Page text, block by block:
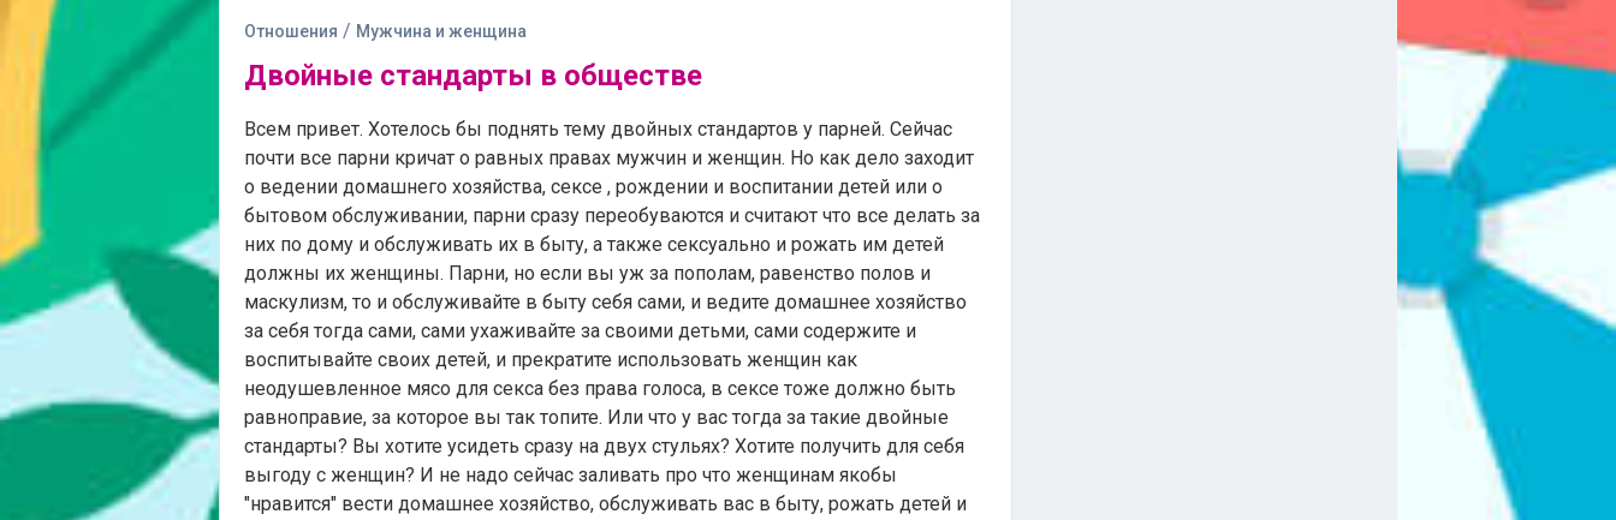
Отношения / Мужчина и женщина
Двойные стандарты в обществе
Всем привет. Хотелось бы поднять тему двойных стандартов у парней. Сейчас
почти все парни кричат о равных правах мужчин и женщин. Но как дело заходит
о ведении домашнего хозяйства, сексе , рождении и воспитании детей или о
бытовом обслуживании, парни сразу переобуваются и считают что все делать за
них по дому и обслуживать их в быту, а также сексуально и рожать им детей
должны их женщины. Парни, но если вы уж за пополам, равенство полов и
маскулизм, то и обслуживайте в быту себя сами, и ведите домашнее хозяйство
за себя тогда сами, сами ухаживайте за своими детьми, сами содержите и
воспитывайте своих детей, и прекратите использовать женщин как
неодушевленное мясо для секса без права голоса, в сексе тоже должно быть
равноправие, за которое вы так топите. Или что у вас тогда за такие двойные
стандарты? Вы хотите усидеть сразу на двух стульях? Хотите получить для себя
выгоду с женщин? И не надо сейчас заливать про что женщинам якобы
"нравится" вести домашнее хозяйство, обслуживать вас в быту, рожать детей и